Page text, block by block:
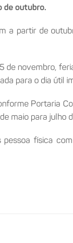
de outubro.
a partir de
de novembro,
para o dia útil
Portaria
maio para julho
física